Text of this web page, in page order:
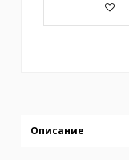
Описание